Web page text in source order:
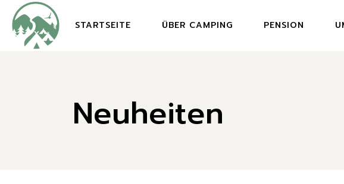
the
content STARTSEITE ÜBER CAMPING PENSION
Neuheiten